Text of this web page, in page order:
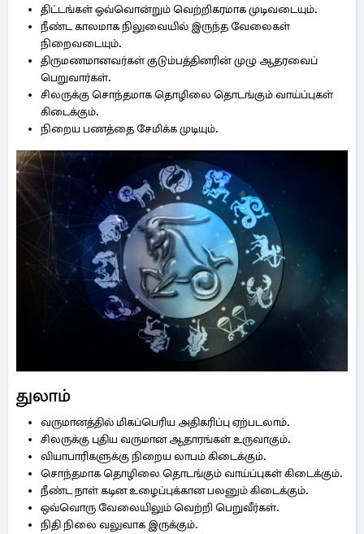
திட்டங்கள் ஒவ்வொன்றும் வெற்றிகரமாக முடிவடையும்.
நீண்ட காலமாக நிலுவையில் இருந்த வேலைகள்
நிறைவடையும்.
திருமணமானவர்கள் குடும்பத்தினரின் முழு ஆதரவைப்
பெறுவார்கள்.
சிலருக்கு சொந்தமாக தொழிலை தொடங்கும் வாய்ப்புகள்
கிடைக்கும்.
நிறைய பணத்தை சேமிக்க முடியும்.
துலாம்
வருமானத்தில் மிகப்பெரிய அதிகரிப்பு ஏற்படலாம்.
சிலருக்கு புதிய வருமான ஆதாரங்கள் உருவாகும்.
வியாபாரிகளுக்கு நிறைய லாபம் கிடைக்கும்.
சொந்தமாக தொழிலை தொடங்கும் வாய்ப்புகள் கிடைக்கும்.
நீண்ட நாள் கடின உழைப்புக்கான பலனும் கிடைக்கும்.
ஒவ்வொரு வேலையிலும் வெற்றி பெறுவீர்கள்.
நிதி நிலை வலுவாக இருக்கும்.